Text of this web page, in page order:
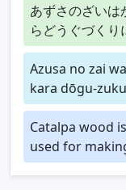
あずさのざいは
らどうぐづくり
Azusa no zai
kara dōgu-
Catalpa wood
used for